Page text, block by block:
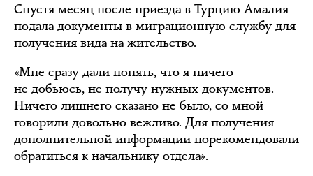
Спустя месяц после приезда в Турцию Амалия
подала документы в миграционную службу для
получения вида на жительство.
«Мне сразу дали понять, что я ничего
не добьюсь, не получу нужных документов.
Ничего лишнего сказано не было, со мной
говорили довольно вежливо. Для получения
дополнительной информации порекомендовали
обратиться к начальнику отдела».